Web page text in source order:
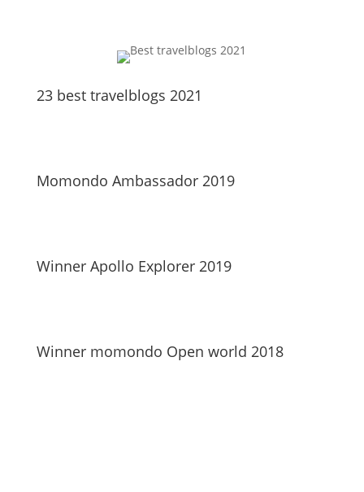
23 best travelblogs 2021
Momondo Ambassador 2019
Winner Apollo Explorer 2019
Winner momondo Open world 2018